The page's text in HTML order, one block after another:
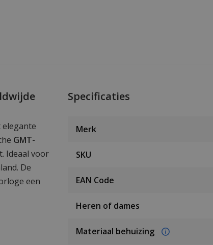
GMT-
Ideaal voor
De
een
Specificaties
Merk
SKU
EAN Code
Heren of dames
Materiaal behuizing